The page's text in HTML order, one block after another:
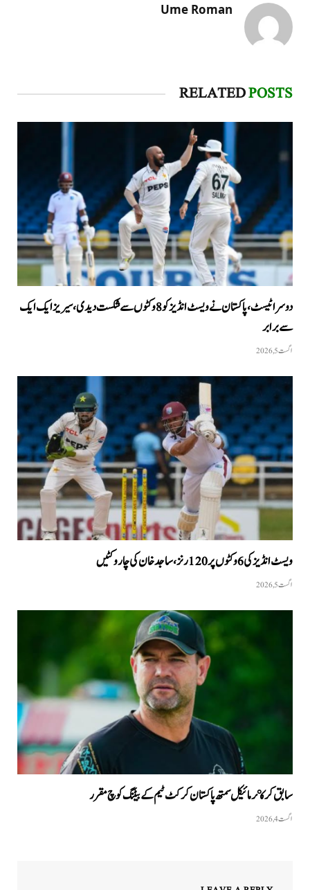
Ume Roman
RELATEDPOSTS
دوسرا ٹیسٹ، پاکستان نے ویسٹ انڈیز کو 8 وکٹوں سے شکست دیدی، سیریز ایک ایک
سے برابر
اگست 5, 2026
ویسٹ انڈیز کی 6 وکٹوں پر 120 رنز، ساجد خان کی چار وکٹیں
اگست 5, 2026
سابق کرکټر مائیکل سمتھ پاکستان کرکٹ ٹیم کے بیٹنگ کوچ مقرر
اگست 4, 2026